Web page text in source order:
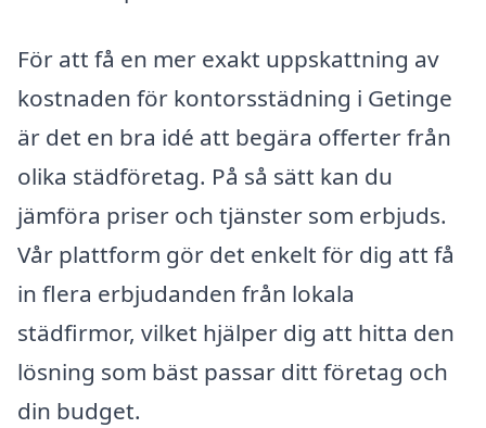
För att få en mer exakt uppskattning av
kostnaden för kontorsstädning i Getinge
är det en bra idé att begära offerter från
olika städföretag. På så sätt kan du
jämföra priser och tjänster som erbjuds.
Vår plattform gör det enkelt för dig att få
in flera erbjudanden från lokala
städfirmor, vilket hjälper dig att hitta den
lösning som bäst passar ditt företag och
din budget.